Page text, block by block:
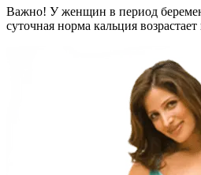
Важно! У женщин в период
суточная норма кальция